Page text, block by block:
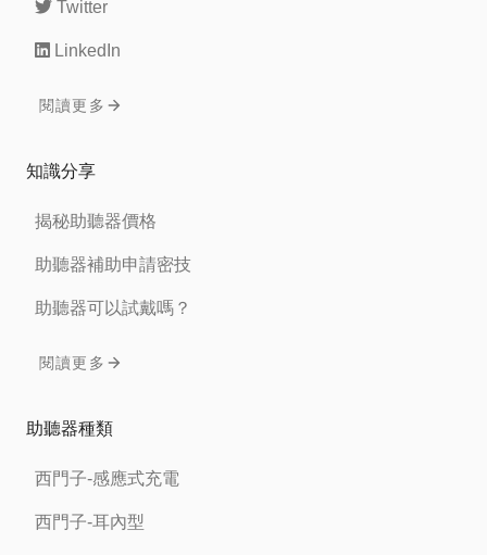
Twitter
LinkedIn
閱讀更多
知識分享
揭秘助聽器價格
助聽器補助申請密技
助聽器可以試戴嗎？
閱讀更多
助聽器種類
西門子-感應式充電
西門子-耳內型